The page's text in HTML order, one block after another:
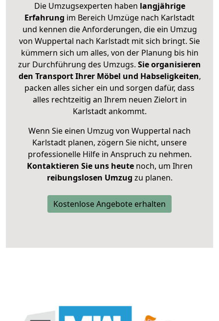
Die Umzugsexperten haben langjährige
Erfahrung im Bereich Umzüge nach Karlstadt
und kennen die Anforderungen, die ein Umzug
von Wuppertal nach Karlstadt mit sich bringt. Sie
kümmern sich um alles, von der Planung bis hin
zur Durchführung des Umzugs. Sie organisieren
den Transport Ihrer Möbel und Habseligkeiten,
packen alles sicher ein und sorgen dafür, dass
alles rechtzeitig an Ihrem neuen Zielort in
Karlstadt ankommt.
Wenn Sie einen Umzug von Wuppertal nach
Karlstadt planen, zögern Sie nicht, unsere
professionelle Hilfe in Anspruch zu nehmen.
Kontaktieren Sie uns heutenoch, um Ihren
reibungslosen Umzug zu planen.
Kostenlose Angebote erhalten